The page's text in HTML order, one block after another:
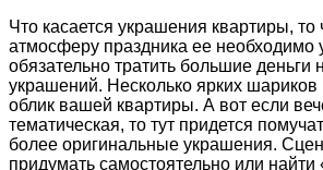
Что касается украшения квартиры, то
атмосферу праздника ее необходимо
обязательно тратить большие деньги
украшений. Несколько ярких шариков
облик вашей квартиры. А вот если
тематическая, то тут придется
более оригинальные украшения.
придумать самостоятельно или найти